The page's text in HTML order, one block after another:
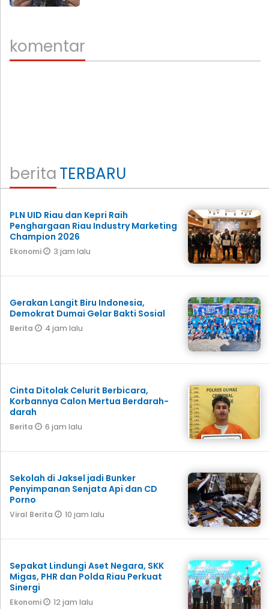
komentar
beritaTERBARU
PLN UID Riau dan Kepri Raih
Penghargaan Riau Industry Marketing
Champion 2026
Ekonomi 3 jam lalu
Gerakan Langit Biru Indonesia,
Demokrat Dumai Gelar Bakti Sosial
Berita 4 jam lalu
Cinta Ditolak Celurit Berbicara,
Korbannya Calon Mertua Berdarah-
darah
Berita 6 jam lalu
Sekolah di Jaksel jadi Bunker
Penyimpanan Senjata Api dan CD
Porno
Viral Berita 10 jam lalu
Sepakat Lindungi Aset Negara, SKK
Migas, PHR dan Polda Riau Perkuat
Sinergi
Ekonomi 12 jam lalu